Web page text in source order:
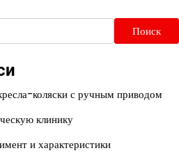
Поиск
коляски с ручным приводом
клинику
и характеристики